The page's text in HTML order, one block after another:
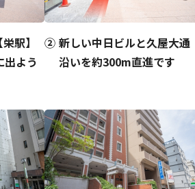
駅】
よう
新しい中日ビルと久屋大通
沿いを約300m直進です